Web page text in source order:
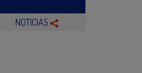
NOTICIAS